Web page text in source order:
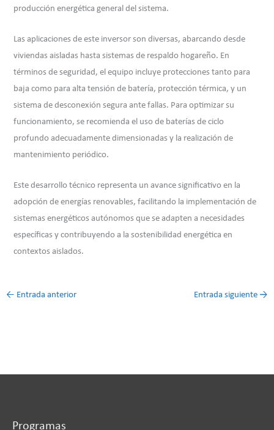
producción energética general del sistema.
Las aplicaciones de este inversor son diversas, abarcando desde
viviendas aisladas hasta sistemas de respaldo hogareño. En
términos de seguridad, el equipo incluye protecciones tanto para
baja como para alta tensión de batería, protección térmica, y un
sistema de desconexión segura ante fallas. Para optimizar su
funcionamiento, se recomienda el uso de baterías de ciclo
profundo adecuadamente dimensionadas y la realización de
mantenimiento periódico.
Este desarrollo técnico representa un avance significativo en la
adopción de energías renovables, facilitando la implementación de
sistemas energéticos autónomos que se adapten a necesidades
específicas y contribuyendo a la sostenibilidad energética en
contextos aislados.
← Entrada anterior Entrada siguiente →
Programas